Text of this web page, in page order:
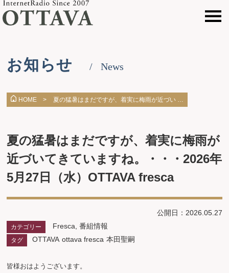
お知らせ News
HOME > 夏の猛暑はまだですが、着実に梅雨が近づい …
夏の猛暑はまだですが、着実に梅雨が
近づいてきていますね。・・・2026年
5月27日（水）OTTAVA fresca
公開日：2026.05.27
カテゴリー Fresca ,番組情報
タグ OTTAVA ottava fresca 本田聖嗣
皆様おはようございます。